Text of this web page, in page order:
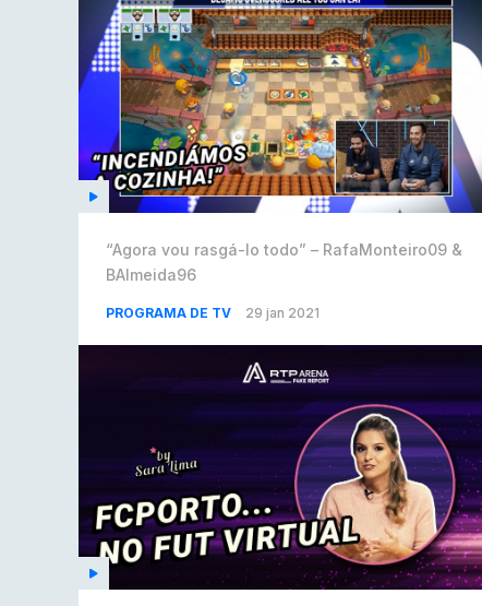
“Agora vou rasgá-lo todo” – RafaMonteiro09 &
BAlmeida96
PROGRAMA DE TV 29 jan 2021